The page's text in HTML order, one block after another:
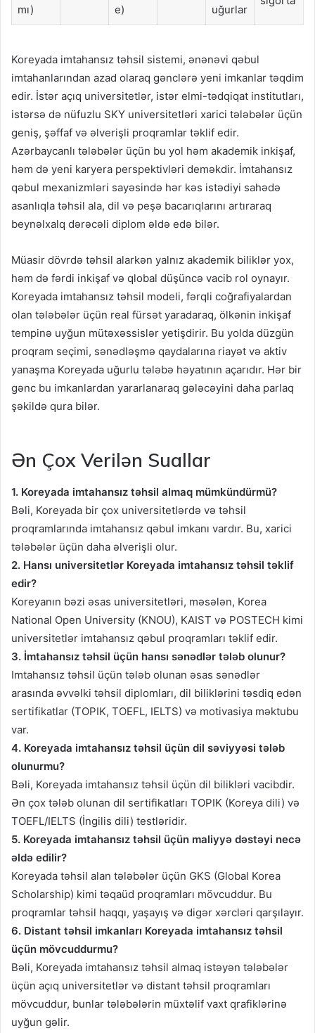
mı) e) uğurlar
Koreyada imtahansız təhsil sistemi, ənənəvi qəbul
imtahanlarından azad olaraq gənclərə yeni imkanlar təqdim
edir. İstər açıq universitetlər, istər elmi-tədqiqat institutları,
istərsə də nüfuzlu SKY universitetləri xarici tələbələr üçün
geniş, şəffaf və əlverişli proqramlar təklif edir.
Azərbaycanlı tələbələr üçün bu yol həm akademik inkişaf,
həm də yeni karyera perspektivləri deməkdir. İmtahansız
qəbul mexanizmləri sayəsində hər kəs istədiyi sahədə
asanlıqla təhsil ala, dil və peşə bacarıqlarını artıraraq
beynəlxalq dərəcəli diplom əldə edə bilər.
Müasir dövrdə təhsil alarkən yalnız akademik biliklər yox,
həm də fərdi inkişaf və qlobal düşüncə vacib rol oynayır.
Koreyada imtahansız təhsil modeli, fərqli coğrafiyalardan
olan tələbələr üçün real fürsət yaradaraq, ölkənin inkişaf
tempinə uyğun mütəxəssislər yetişdirir. Bu yolda düzgün
proqram seçimi, sənədləşmə qaydalarına riayət və aktiv
yanaşma Koreyada uğurlu tələbə həyatının açarıdır. Hər bir
gənc bu imkanlardan yararlanaraq gələcəyini daha parlaq
şəkildə qura bilər.
Ən Çox Verilən Suallar
1. Koreyada imtahansız təhsil almaq mümkündürmü?
Bəli, Koreyada bir çox universitetlərdə və təhsil
proqramlarında imtahansız qəbul imkanı vardır. Bu, xarici
tələbələr üçün daha əlverişli olur.
2. Hansı universitetlər Koreyada imtahansız təhsil təklif
edir?
Koreyanın bəzi əsas universitetləri, məsələn, Korea
National Open University (KNOU), KAIST və POSTECH kimi
universitetlər imtahansız qəbul proqramları təklif edir.
3. İmtahansız təhsil üçün hansı sənədlər tələb olunur?
Imtahansız təhsil üçün tələb olunan əsas sənədlər
arasında əvvəlki təhsil diplomları, dil biliklərini təsdiq edən
sertifikatlar (TOPIK, TOEFL, IELTS) və motivasiya məktubu
var.
4. Koreyada imtahansız təhsil üçün dil səviyyəsi tələb
olunurmu?
Bəli, Koreyada imtahansız təhsil üçün dil bilikləri vacibdir.
Ən çox tələb olunan dil sertifikatları TOPIK (Koreya dili) və
TOEFL/IELTS (İngilis dili) testləridir.
5. Koreyada imtahansız təhsil üçün maliyyə dəstəyi necə
əldə edilir?
Koreyada təhsil alan tələbələr üçün GKS (Global Korea
Scholarship) kimi təqaüd proqramları mövcuddur. Bu
proqramlar təhsil haqqı, yaşayış və digər xərcləri qarşılayır.
6. Distant təhsil imkanları Koreyada imtahansız təhsil
üçün mövcuddurmu?
Bəli, Koreyada imtahansız təhsil almaq istəyən tələbələr
üçün açıq universitetlər və distant təhsil proqramları
mövcuddur, bunlar tələbələrin müxtəlif vaxt qrafiklərinə
uyğun gəlir.